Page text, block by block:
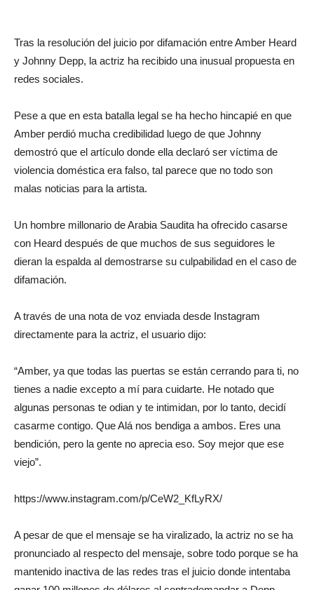
Tras la resolución del juicio por difamación entre Amber Heard
y Johnny Depp, la actriz ha recibido una inusual propuesta en
redes sociales.
Pese a que en esta batalla legal se ha hecho hincapié en que
Amber perdió mucha credibilidad luego de que Johnny
demostró que el artículo donde ella declaró ser víctima de
violencia doméstica era falso, tal parece que no todo son
malas noticias para la artista.
Un hombre millonario de Arabia Saudita ha ofrecido casarse
con Heard después de que muchos de sus seguidores le
dieran la espalda al demostrarse su culpabilidad en el caso de
difamación.
A través de una nota de voz enviada desde Instagram
directamente para la actriz, el usuario dijo:
“Amber, ya que todas las puertas se están cerrando para ti, no
tienes a nadie excepto a mí para cuidarte. He notado que
algunas personas te odian y te intimidan, por lo tanto, decidí
casarme contigo. Que Alá nos bendiga a ambos. Eres una
bendición, pero la gente no aprecia eso. Soy mejor que ese
viejo”.
https://www.instagram.com/p/CeW2_KfLyRX/
A pesar de que el mensaje se ha viralizado, la actriz no se ha
pronunciado al respecto del mensaje, sobre todo porque se ha
mantenido inactiva de las redes tras el juicio donde intentaba